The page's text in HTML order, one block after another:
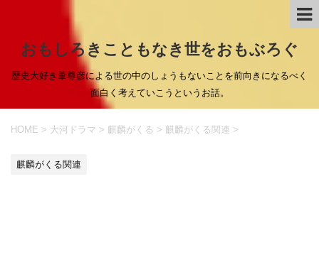
おもしろきこともなき世をおもぶろぐ
歴史大好き葦尊彦による世の中のしょうもないことを前向きになるべく
面白く考えていこうというお話。
HOME > 大河ドラマ > 麒麟がくる > 麒麟がくる関連 >
麒麟がくる関連